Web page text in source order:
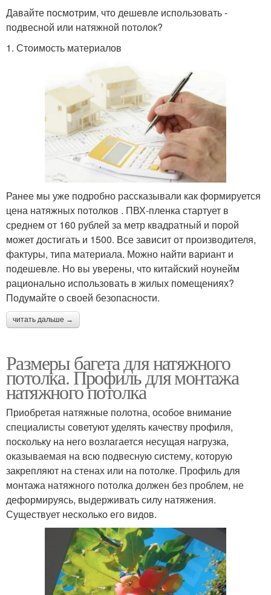
Давайте посмотрим, что дешевле использовать -
подвесной или натяжной потолок?
1. Стоимость материалов
Ранее мы уже подробно рассказывали как формируется
цена натяжных потолков . ПВХ-пленка стартует в
среднем от 160 рублей за метр квадратный и порой
может достигать и 1500. Все зависит от производителя,
фактуры, типа материала. Можно найти вариант и
подешевле. Но вы уверены, что китайский ноунейм
рационально использовать в жилых помещениях?
Подумайте о своей безопасности.
читать дальше →
Размеры багета для натяжного
потолка. Профиль для монтажа
натяжного потолка
Приобретая натяжные полотна, особое внимание
специалисты советуют уделять качеству профиля,
поскольку на него возлагается несущая нагрузка,
оказываемая на всю подвесную систему, которую
закрепляют на стенах или на потолке. Профиль для
монтажа натяжного потолка должен без проблем, не
деформируясь, выдерживать силу натяжения.
Существует несколько его видов.